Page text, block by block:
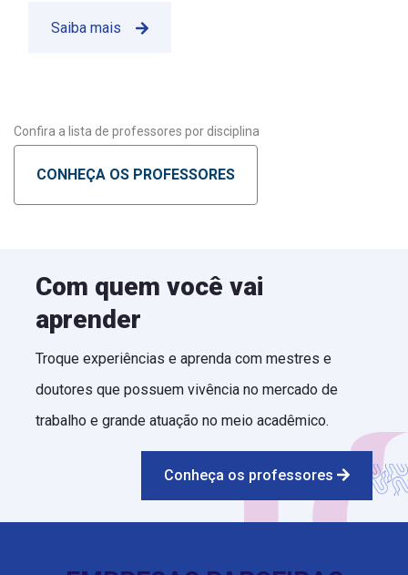
Saiba mais
Confira a lista de professores por disciplina
CONHEÇA OS PROFESSORES
Com quem você vai
aprender
Troque experiências e aprenda com mestres e
doutores que possuem vivência no mercado de
trabalho e grande atuação no meio acadêmico.
Conheça os professores